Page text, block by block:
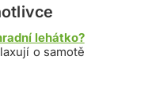
lehátko?
o samotě